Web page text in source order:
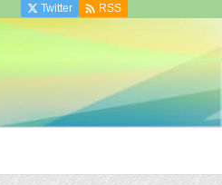
Twitter  RSS